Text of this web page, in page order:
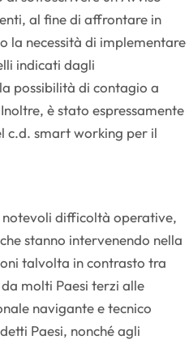
al fine di affrontare in
la necessità di implementare
indicati dagli
possibilità di contagio a
è stato espressamente
c.d. smart working per il
difficoltà operative,
stanno intervenendo nella
talvolta in contrasto tra
molti Paesi terzi alle
navigante e tecnico
Paesi, nonché agli